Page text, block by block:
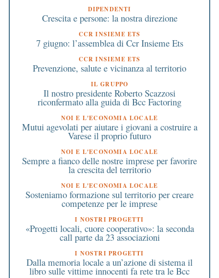
DIPENDENTI
Crescita e persone: la nostra direzione
CCR INSIEME ETS
7 giugno: l’assemblea di Ccr Insieme Ets
CCR INSIEME ETS
Prevenzione, salute e vicinanza al territorio
IL GRUPPO
Il nostro presidente Roberto Scazzosi
riconfermato alla guida di Bcc Factoring
NOI E L'ECONOMIA LOCALE
Mutui agevolati per aiutare i giovani a costruire a
Varese il proprio futuro
NOI E L'ECONOMIA LOCALE
Sempre a fianco delle nostre imprese per favorire
la crescita del territorio
NOI E L'ECONOMIA LOCALE
Sosteniamo formazione sul territorio per creare
competenze per le imprese
I NOSTRI PROGETTI
«Progetti locali, cuore cooperativo»: la seconda
call parte da 23 associazioni
I NOSTRI PROGETTI
Dalla memoria locale a un’azione di sistema il
libro sulle vittime innocenti fa rete tra le Bcc